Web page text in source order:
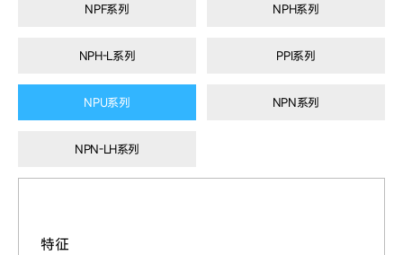
NPF系列 NPH系列
NPH-L系列 PPI系列
NPU系列 NPN系列
NPN-LH系列
特征